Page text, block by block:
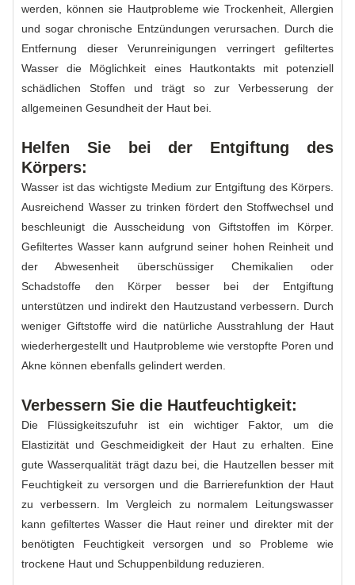
werden, können sie Hautprobleme wie Trockenheit, Allergien
und sogar chronische Entzündungen verursachen. Durch die
Entfernung dieser Verunreinigungen verringert gefiltertes
Wasser die Möglichkeit eines Hautkontakts mit potenziell
schädlichen Stoffen und trägt so zur Verbesserung der
allgemeinen Gesundheit der Haut bei.
Helfen Sie bei der Entgiftung des
Körpers:
Wasser ist das wichtigste Medium zur Entgiftung des Körpers.
Ausreichend Wasser zu trinken fördert den Stoffwechsel und
beschleunigt die Ausscheidung von Giftstoffen im Körper.
Gefiltertes Wasser kann aufgrund seiner hohen Reinheit und
der Abwesenheit überschüssiger Chemikalien oder
Schadstoffe den Körper besser bei der Entgiftung
unterstützen und indirekt den Hautzustand verbessern. Durch
weniger Giftstoffe wird die natürliche Ausstrahlung der Haut
wiederhergestellt und Hautprobleme wie verstopfte Poren und
Akne können ebenfalls gelindert werden.
Verbessern Sie die Hautfeuchtigkeit:
Die Flüssigkeitszufuhr ist ein wichtiger Faktor, um die
Elastizität und Geschmeidigkeit der Haut zu erhalten. Eine
gute Wasserqualität trägt dazu bei, die Hautzellen besser mit
Feuchtigkeit zu versorgen und die Barrierefunktion der Haut
zu verbessern. Im Vergleich zu normalem Leitungswasser
kann gefiltertes Wasser die Haut reiner und direkter mit der
benötigten Feuchtigkeit versorgen und so Probleme wie
trockene Haut und Schuppenbildung reduzieren.